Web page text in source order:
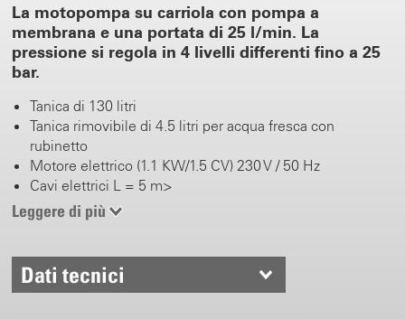
La motopompa su carriola con pompa a
membrana e una portata di 25 l/min. La
pressione si regola in 4 livelli differenti fino a 25
bar.
Tanica di 130 litri
Tanica rimovibile di 4.5 litri per acqua fresca con
rubinetto
Motore elettrico (1.1 KW/1.5 CV) 230 V / 50 Hz
Cavi elettrici L = 5 m>
Pressione di lavoro regolabile (6/12/18/25 bar)
Pompa a membrana di facile manutenzione
Baricentro ottimale
Avvolgitubo inclusi 50 m di tubo
Leggere di più
Dati tecnici